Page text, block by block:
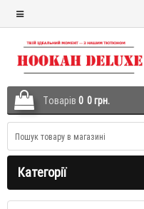
Tоварів 0 0 грн.
Категорії